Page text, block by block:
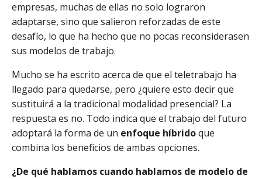
empresas, muchas de ellas no solo lograron
adaptarse, sino que salieron reforzadas de este
desafío, lo que ha hecho que no pocas reconsiderasen
sus modelos de trabajo.
Mucho se ha escrito acerca de que el teletrabajo ha
llegado para quedarse, pero ¿quiere esto decir que
sustituirá a la tradicional modalidad presencial? La
respuesta es no. Todo indica que el trabajo del futuro
adoptará la forma de un enfoque híbridoque
combina los beneficios de ambas opciones.
¿De qué hablamos cuando hablamos de modelo de